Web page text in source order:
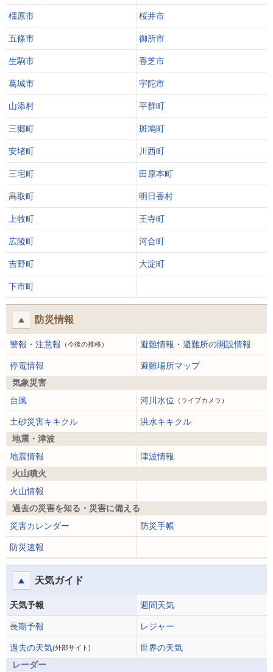
橿原市 桜井市
五條市 御所市
生駒市 香芝市
葛城市 宇陀市
山添村 平群町
三郷町 斑鳩町
安堵町 川西町
三宅町 田原本町
高取町 明日香村
上牧町 王寺町
広陵町 河合町
吉野町 大淀町
下市町
防災情報
警報・注意報 （今後の推移） 避難情報・避難所の開設情報
停電情報
避難場所マップ
気象災害
台風
河川水位 （ライブカメラ）
土砂災害キキクル
洪水キキクル
地震・津波
地震情報
津波情報
火山噴火
火山情報
過去の災害を知る・災害に備える
災害カレンダー
防災手帳
防災速報
天気ガイド
天気予報 週間天気
長期予報 レジャー
過去の天気(外部サイト)
世界の天気
レーダー